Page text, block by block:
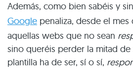
Además, como bien sabéis y
Google penaliza, desde el
aquellas webs que no sean
sino queréis perder la mitad de
plantilla ha de ser, sí o sí,